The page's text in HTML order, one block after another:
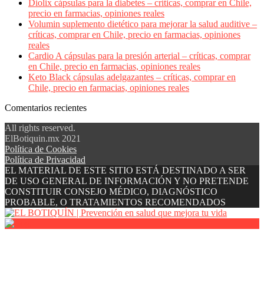
Diolix cápsulas para la diabetes – críticas, comprar en Chile,
precio en farmacias, opiniones reales
Volumin suplemento dietético para mejorar la salud auditive –
críticas, comprar en Chile, precio en farmacias, opiniones
reales
Cardio A cápsulas para la presión arterial – críticas, comprar
en Chile, precio en farmacias, opiniones reales
Keto Black cápsulas adelgazantes – críticas, comprar en
Chile, precio en farmacias, opiniones reales
Comentarios recientes
All rights reserved.
ElBotiquin.mx 2021
Política de Cookies
Política de Privacidad
EL MATERIAL DE ESTE SITIO ESTÁ DESTINADO A SER
DE USO GENERAL DE INFORMACIÓN Y NO PRETENDE
CONSTITUIR CONSEJO MÉDICO, DIAGNÓSTICO
PROBABLE, O TRATAMIENTOS RECOMENDADOS